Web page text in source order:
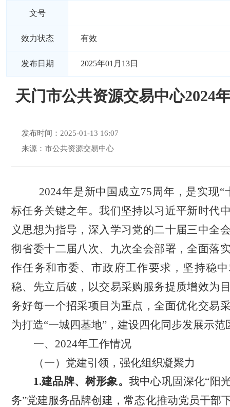
文号
效力状态 有效
发布日期 2025年01月13日
天门市公共资源交易中心2024
发布时间：2025-01-13 16:07
来源：市公共资源交易中心
2024年是新中国成立75周年，是实现“
标任务关键之年。我们坚持以习近平新时代
义思想为指导，深入学习党的二十届三中全
彻省委十二届八次、 九次全会部署，全面落
作任务和市委、市政府工作要求，坚持稳
稳、先立后破，以交易采购服务提质增效为
务好每一个招采项目为重点，全面优化交易
为打造“一城四基地” ，建设四化同步发展示范
一、 2024年工作情况
（一）党建引领，强化组织凝聚力
1.建品牌、树形象。 我中心巩固深化“阳
务”党建服务品牌创建，常态化推动党员干部